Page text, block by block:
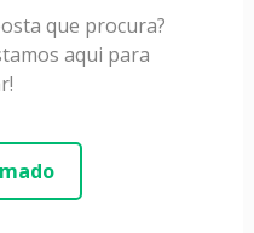
que procura?
aqui para